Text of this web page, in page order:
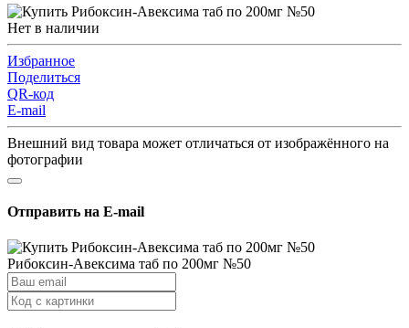
Нет в наличии
Избранное
Поделиться
QR-код
E-mail
Внешний вид товара может отличаться от изображённого на
фотографии
Отправить на E-mail
Рибоксин-Авексима таб по 200мг №50